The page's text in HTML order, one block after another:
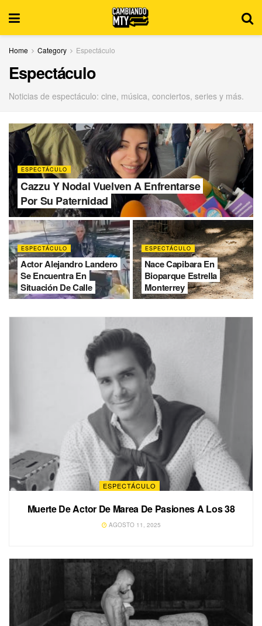
Home Category Espectáculo
Espectáculo
Noticias de espectáculo: cine, música, conciertos, series y más.
ESPECTÁCULO
Cazzu Y Nodal Vuelven A Enfrentarse
Por Su Paternidad
ESPECTÁCULO
Actor Alejandro Landero
Se Encuentra En
Situación De Calle
ESPECTÁCULO
Nace Capibara En
Bioparque Estrella
Monterrey
ESPECTÁCULO
Muerte De Actor De Marea De Pasiones A Los 38
AGOSTO 11, 2025